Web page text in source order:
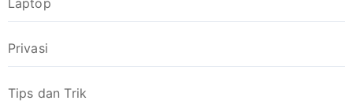
Laptop
Privasi
Tips dan Trik